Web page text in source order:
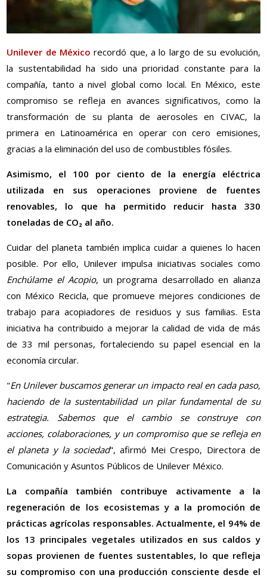
Unilever de México recordó que, a lo largo de su evolución,
la sustentabilidad ha sido una prioridad constante para la
compañía, tanto a nivel global como local. En México, este
compromiso se refleja en avances significativos, como la
transformación de su planta de aerosoles en CIVAC, la
primera en Latinoamérica en operar con cero emisiones,
gracias a la eliminación del uso de combustibles fósiles.
Asimismo, el 100 por ciento de la energía eléctrica
utilizada en sus operaciones proviene de fuentes
renovables, lo que ha permitido reducir hasta 330
toneladas de CO₂ al año.
Cuidar del planeta también implica cuidar a quienes lo hacen
posible. Por ello, Unilever impulsa iniciativas sociales como
Enchúlame el Acopio, un programa desarrollado en alianza
con México Recicla, que promueve mejores condiciones de
trabajo para acopiadores de residuos y sus familias. Esta
iniciativa ha contribuido a mejorar la calidad de vida de más
de 33 mil personas, fortaleciendo su papel esencial en la
economía circular.
"En Unilever buscamos generar un impacto real en cada paso,
haciendo de la sustentabilidad un pilar fundamental de su
estrategia. Sabemos que el cambio se construye con
acciones, colaboraciones, y un compromiso que se refleja en
el planeta y la sociedad", afirmó Mei Crespo, Directora de
Comunicación y Asuntos Públicos de Unilever México.
La compañía también contribuye activamente a la
regeneración de los ecosistemas y a la promoción de
prácticas agrícolas responsables. Actualmente, el 94% de
los 13 principales vegetales utilizados en sus caldos y
sopas provienen de fuentes sustentables, lo que refleja
su compromiso con una producción consciente desde el